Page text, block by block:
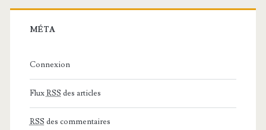
MÉTA
Connexion
FluxRSS des articles
RSS des commentaires